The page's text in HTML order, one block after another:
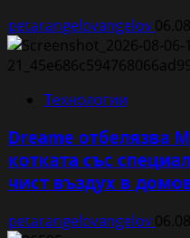
petarangelovangelov
Технологии
Dreame отбелязва
котката със
чист въздух в
petarangelovangelov